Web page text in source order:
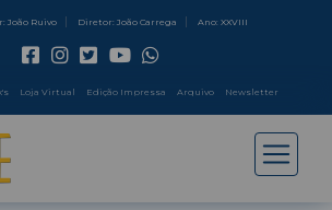
João Ruivo Diretor: João Carrega Ano: XXVIII
Loja Virtual Edição Impressa Arquivo Newsletter